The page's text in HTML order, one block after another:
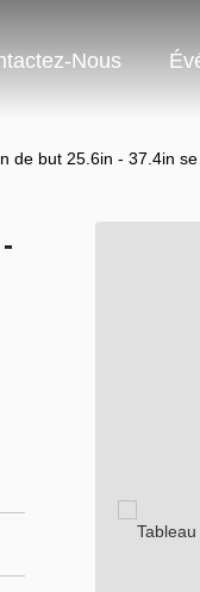
Nous
de but 25.6in - 37.4in